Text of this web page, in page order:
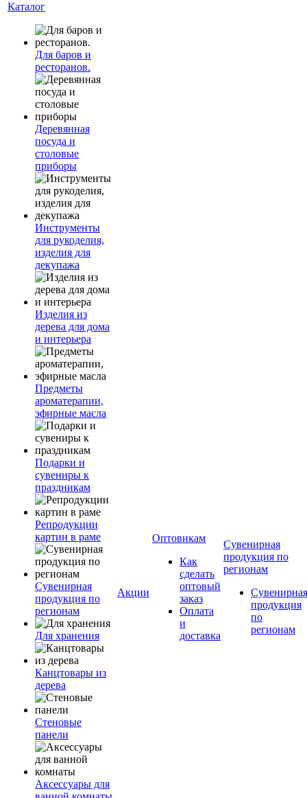
Каталог
Для баров и
ресторанов.
Деревянная
посуда и
столовые
приборы
Инструменты
для рукоделия,
изделия для
декупажа
Изделия из
дерева для дома
и интерьера
Предметы
ароматерапии,
эфирные масла
Подарки и
сувениры к
праздникам
Репродукции
картин в раме
Сувенирная
продукция по
регионам
Для хранения
Канцтовары из
дерева
Стеновые
панели
Аксессуары для
Акции
Оптовикам
Как
сделать
оптовый
заказ
Оплата
и
доставка
Сувенирная
продукция по
регионам
Сувенирная
продукция
по
регионам